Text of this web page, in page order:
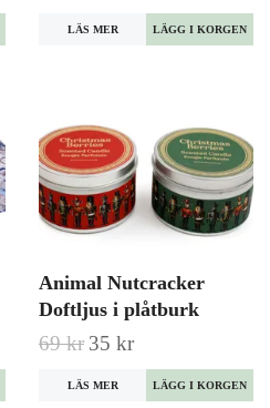
LÄS MER LÄGG I KORGEN
Animal Nutcracker
Doftljus i plåtburk
69 kr 35 kr
LÄS MER LÄGG I KORGEN